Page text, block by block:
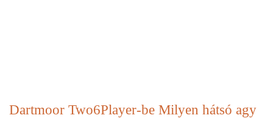
Dartmoor Two6Player-be Milyen hátsó agy